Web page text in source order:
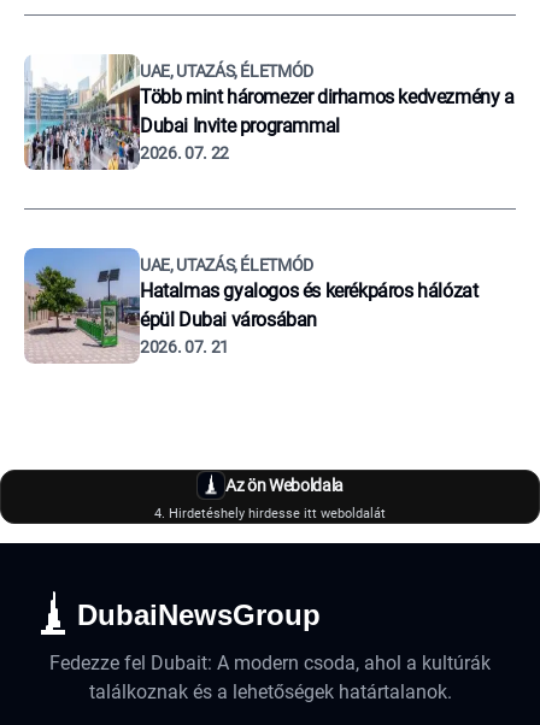
UAE, UTAZÁS, ÉLETMÓD
Több mint háromezer dirhamos kedvezmény a
Dubai Invite programmal
2026. 07. 22
UAE, UTAZÁS, ÉLETMÓD
Hatalmas gyalogos és kerékpáros hálózat
épül Dubai városában
2026. 07. 21
Az ön Weboldala
4. Hirdetéshely hirdesse itt weboldalát
DubaiNewsGroup
Fedezze fel Dubait: A modern csoda, ahol a kultúrák
találkoznak és a lehetőségek határtalanok.